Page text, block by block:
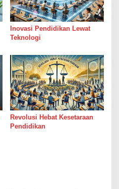
Inovasi Pendidikan Lewat
Teknologi
Revolusi Hebat Kesetaraan
Pendidikan